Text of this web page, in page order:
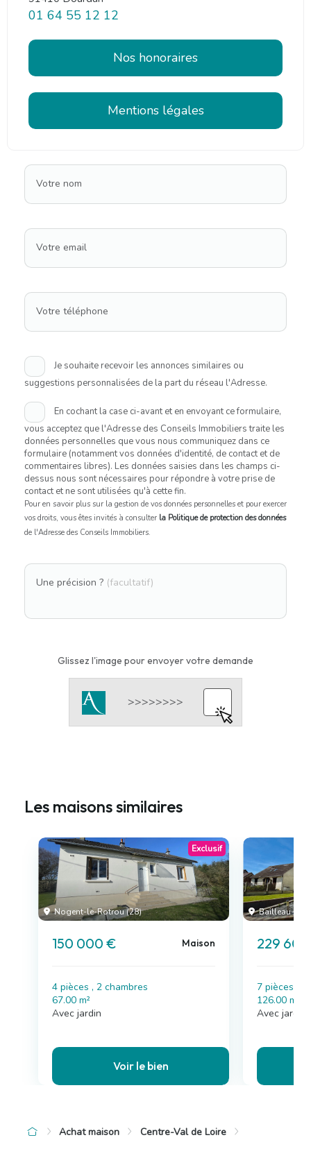
01 64 55 12 12
Nos honoraires
Mentions légales
Votre nom
Votre email
Votre téléphone
Je souhaite recevoir les annonces similaires ou
suggestions personnalisées de la part du réseau l'Adresse.
En cochant la case ci-avant et en envoyant ce formulaire,
vous acceptez que l'Adresse des Conseils Immobiliers traite les
données personnelles que vous nous communiquez dans ce
formulaire (notamment vos données d'identité, de contact et de
commentaires libres). Les données saisies dans les champs ci-
dessus nous sont nécessaires pour répondre à votre prise de
contact et ne sont utilisées qu'à cette fin.
Pour en savoir plus sur la gestion de vos données personnelles et pour exercer
vos droits, vous êtes invités à consulter la Politique de protection des données
de l'Adresse des Conseils Immobiliers.
Une précision ? (facultatif)
Glissez l'image pour envoyer votre demande
Les maisons similaires
Nogent-le-Rotrou (28)
Exclusif
150 000 € Maison
4 pièces , 2 chambres
67.00 m²
Avec jardin
Voir le bien
Bailleau-le-
229
7 pièces , 4
126.00 m²
Avec
Achat maison
Centre-Val de Loire